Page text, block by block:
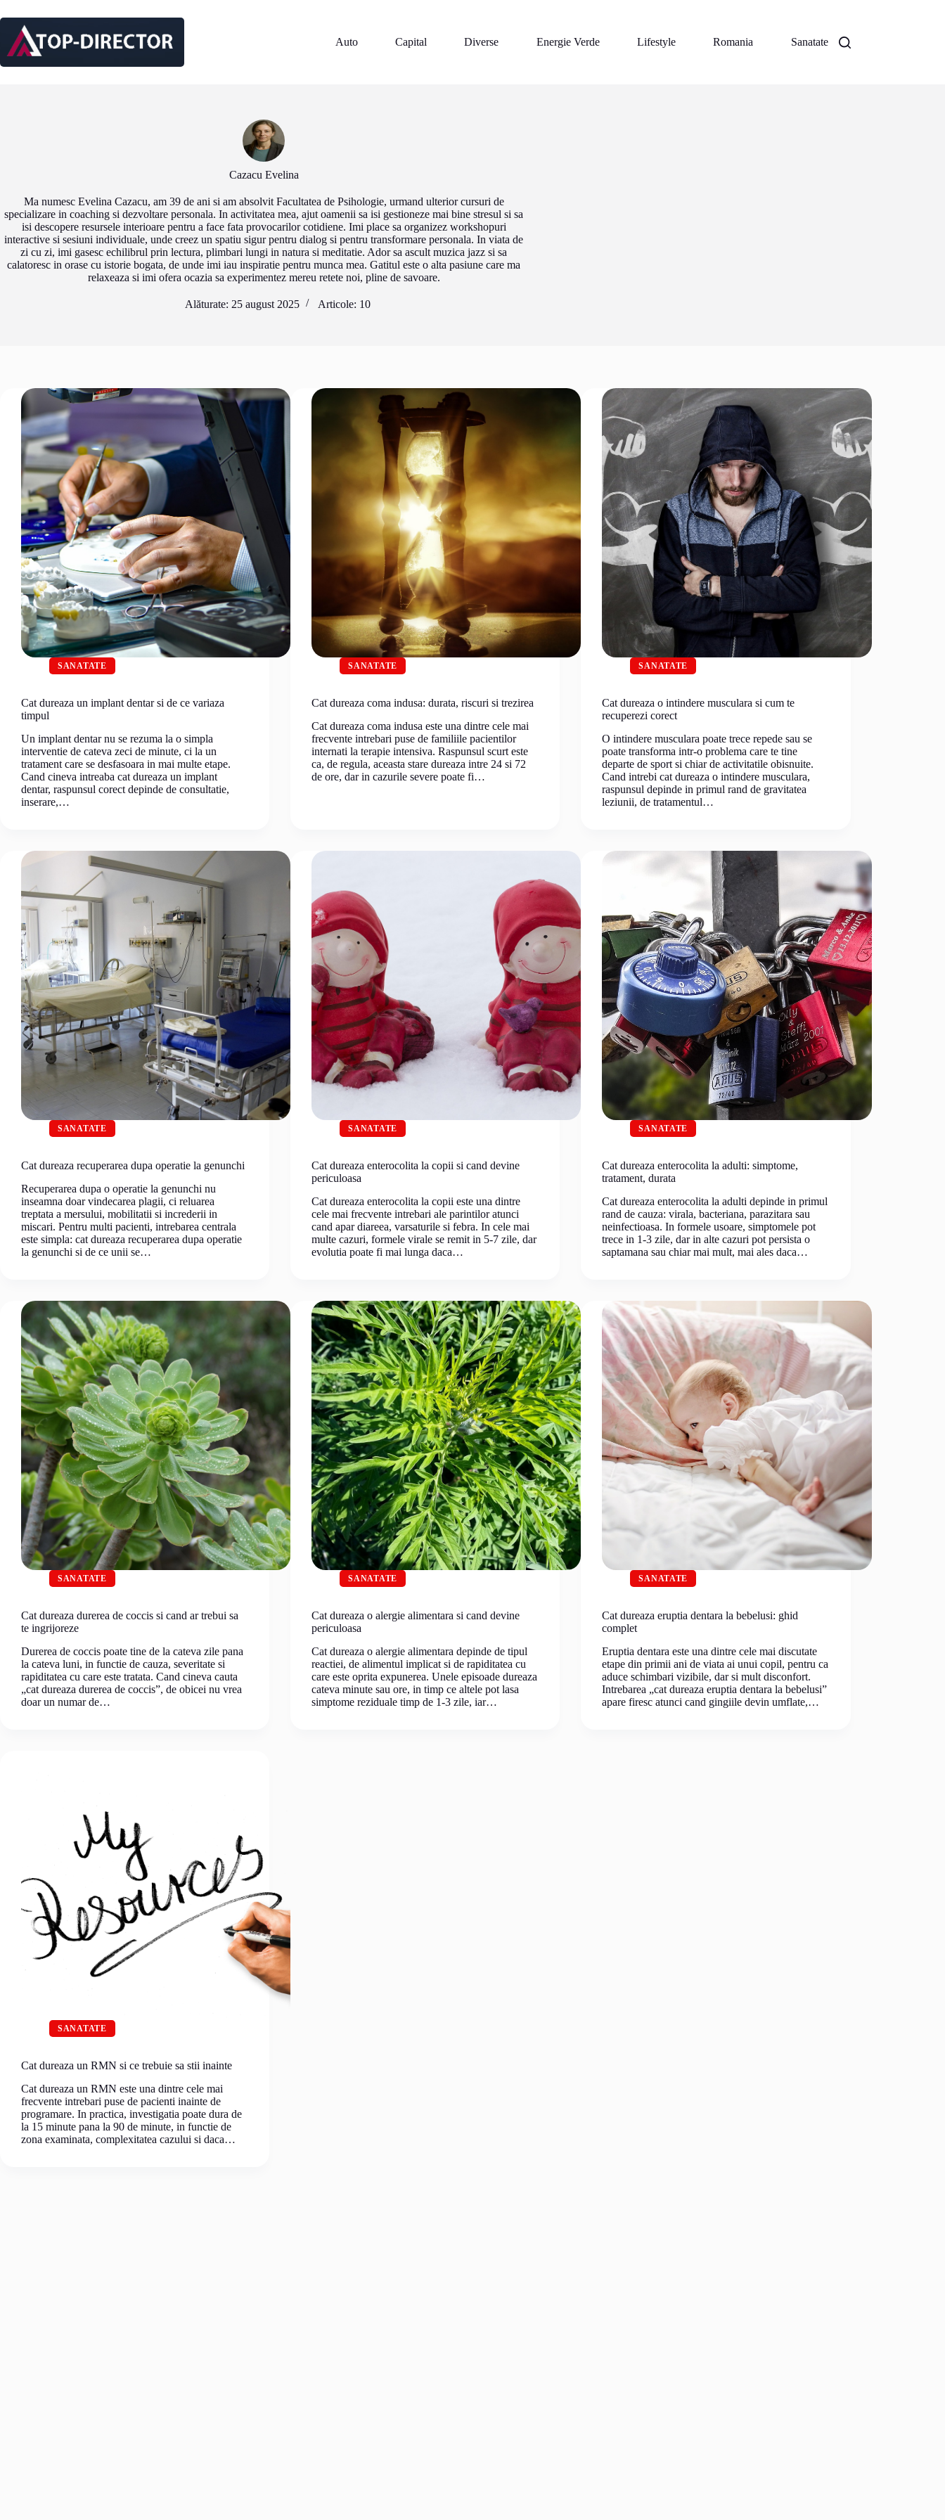
la
conținut
Auto
Capital Diverse Energie Verde Lifestyle Romania Sanatate
Cazacu Evelina
Ma numesc Evelina Cazacu, am 39 de ani si am absolvit Facultatea de Psihologie, urmand ulterior cursuri de
specializare in coaching si dezvoltare personala. In activitatea mea, ajut oamenii sa isi gestioneze mai bine stresul si sa
isi descopere resursele interioare pentru a face fata provocarilor cotidiene. Imi place sa organizez workshopuri
interactive si sesiuni individuale, unde creez un spatiu sigur pentru dialog si pentru transformare personala. In viata de
zi cu zi, imi gasesc echilibrul prin lectura, plimbari lungi in natura si meditatie. Ador sa ascult muzica jazz si sa
calatoresc in orase cu istorie bogata, de unde imi iau inspiratie pentru munca mea. Gatitul este o alta pasiune care ma
relaxeaza si imi ofera ocazia sa experimentez mereu retete noi, pline de savoare.
Alăturate: 25 august 2025 Articole: 10
SANATATE
Cat dureaza un implant dentar si de ce variaza
timpul
Un implant dentar nu se rezuma la o simpla
interventie de cateva zeci de minute, ci la un
tratament care se desfasoara in mai multe etape.
Cand cineva intreaba cat dureaza un implant
dentar, raspunsul corect depinde de consultatie,
inserare,…
SANATATE
Cat dureaza coma indusa: durata, riscuri si trezirea
Cat dureaza coma indusa este una dintre cele mai
frecvente intrebari puse de familiile pacientilor
internati la terapie intensiva. Raspunsul scurt este
ca, de regula, aceasta stare dureaza intre 24 si 72
de ore, dar in cazurile severe poate fi…
SANATATE
Cat dureaza o intindere musculara si cum te
recuperezi corect
O intindere musculara poate trece repede sau se
poate transforma intr-o problema care te tine
departe de sport si chiar de activitatile obisnuite.
Cand intrebi cat dureaza o intindere musculara,
raspunsul depinde in primul rand de gravitatea
leziunii, de tratamentul…
SANATATE
Cat dureaza recuperarea dupa operatie la genunchi
Recuperarea dupa o operatie la genunchi nu
inseamna doar vindecarea plagii, ci reluarea
treptata a mersului, mobilitatii si increderii in
miscari. Pentru multi pacienti, intrebarea centrala
este simpla: cat dureaza recuperarea dupa operatie
la genunchi si de ce unii se…
SANATATE
Cat dureaza enterocolita la copii si cand devine
periculoasa
Cat dureaza enterocolita la copii este una dintre
cele mai frecvente intrebari ale parintilor atunci
cand apar diareea, varsaturile si febra. In cele mai
multe cazuri, formele virale se remit in 5-7 zile, dar
evolutia poate fi mai lunga daca…
SANATATE
Cat dureaza enterocolita la adulti: simptome,
tratament, durata
Cat dureaza enterocolita la adulti depinde in primul
rand de cauza: virala, bacteriana, parazitara sau
neinfectioasa. In formele usoare, simptomele pot
trece in 1-3 zile, dar in alte cazuri pot persista o
saptamana sau chiar mai mult, mai ales daca…
SANATATE
Cat dureaza durerea de coccis si cand ar trebui sa
te ingrijoreze
Durerea de coccis poate tine de la cateva zile pana
la cateva luni, in functie de cauza, severitate si
rapiditatea cu care este tratata. Cand cineva cauta
„cat dureaza durerea de coccis”, de obicei nu vrea
doar un numar de…
SANATATE
Cat dureaza o alergie alimentara si cand devine
periculoasa
Cat dureaza o alergie alimentara depinde de tipul
reactiei, de alimentul implicat si de rapiditatea cu
care este oprita expunerea. Unele episoade dureaza
cateva minute sau ore, in timp ce altele pot lasa
simptome reziduale timp de 1-3 zile, iar…
SANATATE
Cat dureaza eruptia dentara la bebelusi: ghid
complet
Eruptia dentara este una dintre cele mai discutate
etape din primii ani de viata ai unui copil, pentru ca
aduce schimbari vizibile, dar si mult disconfort.
Intrebarea „cat dureaza eruptia dentara la bebelusi”
apare firesc atunci cand gingiile devin umflate,…
SANATATE
Cat dureaza un RMN si ce trebuie sa stii inainte
Cat dureaza un RMN este una dintre cele mai
frecvente intrebari puse de pacienti inainte de
programare. In practica, investigatia poate dura de
la 15 minute pana la 90 de minute, in functie de
zona examinata, complexitatea cazului si daca…